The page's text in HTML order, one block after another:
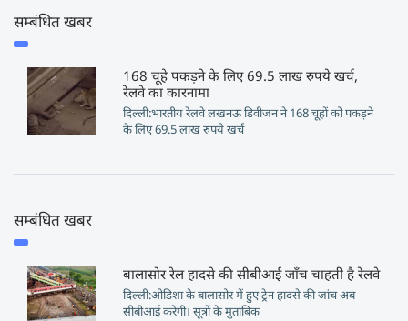
सम्बंधित खबर
168 चूहे पकड़ने के लिए 69.5 लाख रुपये खर्च,
रेलवे का कारनामा
दिल्ली:भारतीय रेलवे लखनऊ डिवीजन ने 168 चूहों को पकड़ने
के लिए 69.5 लाख रुपये खर्च
सम्बंधित खबर
बालासोर रेल हादसे की सीबीआई जाँच चाहती है रेलवे
दिल्ली:ओडिशा के बालासोर में हुए ट्रेन हादसे की जांच अब
सीबीआई करेगी। सूत्रों के मुताबिक